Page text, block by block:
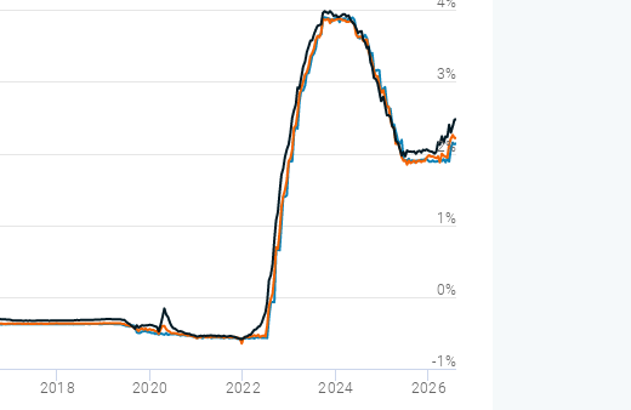
2018 2020 2022 2024 2026
-1%
0%
1%
2%
3%